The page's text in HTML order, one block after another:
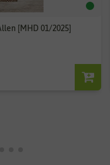
[MHD 01/2025]